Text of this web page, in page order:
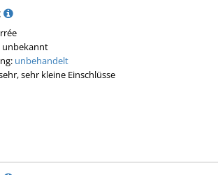
unbehandelt
sehr kleine Einschlüsse